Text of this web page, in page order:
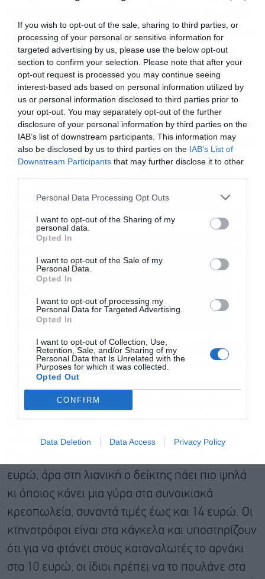
If you wish to opt-out of the sale, sharing to third parties, or
processing of your personal or sensitive information for
targeted advertising by us, please use the below opt-out
section to confirm your selection. Please note that after your
opt-out request is processed you may continue seeing
interest-based ads based on personal information utilized by
us or personal information disclosed to third parties prior to
your opt-out. You may separately opt-out of the further
disclosure of your personal information by third parties on the
IAB’s list of downstream participants. This information may
also be disclosed by us to third parties on the IAB’s List of
Downstream Participants that may further disclose it to other
Personal Data Processing Opt Outs
I want to opt-out of the Sharing of my
personal data.
Opted In
I want to opt-out of the Sale of my
Personal Data.
Opted In
I want to opt-out of processing my
Personal Data for Targeted Advertising.
Opted In
I want to opt-out of Collection, Use,
Retention, Sale, and/or Sharing of my
Personal Data that Is Unrelated with the
Purposes for which it was collected.
Opted Out
CONFIRM
Data Deletion Data Access Privacy Policy
φοβούμαστε ότι δύσκολα θα τη δούμε να πέφτει
χαμηλότερα, με εξαίρεση κάποιες ημέρες με
χαμηλότερη κατανάλωση και μεγαλύτερη
διείσδυση των ΑΠΕ. Η εικόνα από τις διεθνείς
αγορές είναι ότι αργά ή γρήγορα η τιμή του
φυσικού αερίου θα αρχίσει να «τσιμπάει», ειδικά
από τη στιγμή που οι Ευρωπαίοι θα αρχίσουν να
ξαναγεμίζουν τις αποθήκες τους. Είναι
ενδεικτικό ότι πριν καν ξεκινήσει αυτή η
διαδικασία, τα προθεσμιακά συμβόλαια του
τρίτου τριμήνου διαμορφώνονται στα 49,50 ευρώ,
του τέταρτου τριμήνου στα 58,50 ευρώ και του
ό,τι συνεπάγεται αυτό για τη χονδρική του
Η μάχη του οβελία
– Η μάχη του «πασχαλινού οβελία» ξεκίνησε και
κακώς το αντιμετωπίζουν κάποιοι με σκωπτική
διάθεση. Η πρεμιέρα του «καλαθιού του Πάσχα»
έδωσε λιανικές τιμές κάτω από 10 ευρώ σε
αρνιά και κατσίκια, αλλά στα σούπερ μάρκετ. Τα
επίσημα στοιχεία της Κεντρικής Αγοράς στου
ευρώ, άρα στη λιανική ο δείκτης πάει πιο ψηλά
κι όποιος κάνει μια γύρα στα συνοικιακά
κρεοπωλεία, συναντά τιμές έως και 14 ευρώ. Οι
κτηνοτρόφοι είναι στα κάγκελα και υποστηρίζουν
ότι για να φτάνει στους καταναλωτές το αρνάκι
στα 10 ευρώ, οι ίδιοι πρέπει να το πουλάνε στα
Εγγραφή στο
newsletter
Αποδέχομαι τους